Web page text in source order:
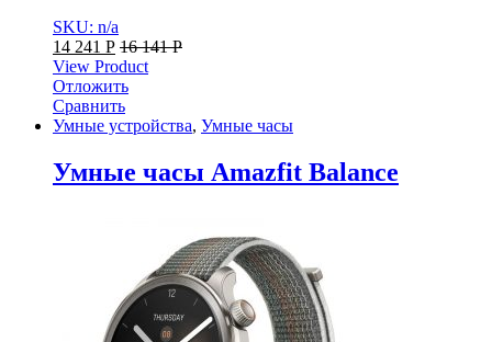
SKU: n/a
14 241 Р 16 141Р
View Product
Отложить
Сравнить
Умные устройства, Умные часы
Умные часы Amazfit Balance